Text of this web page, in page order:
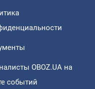
OBOZ.UA на
событий